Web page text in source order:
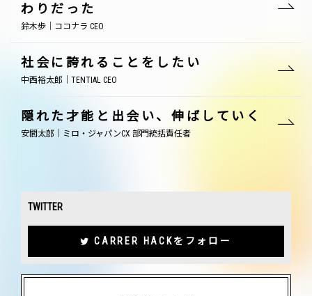
わりだった
鈴木歩｜ココナラ CEO
社会に誇れることをしたい
中西裕太郎｜TENTIAL CEO
隠れた才能と出会い、伸ばしていく
安間太郎｜ミロ・ジャパンCX 部門統括責任者
TWITTER
CARRER HACKをフォロー